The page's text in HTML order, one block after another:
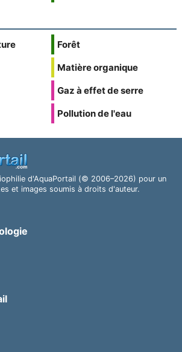
Forêt
Matière organique
Gaz à effet de serre
Pollution de l'eau
d'AquaPortail (© 2006–2026) pour un
et images soumis à droits d'auteur.